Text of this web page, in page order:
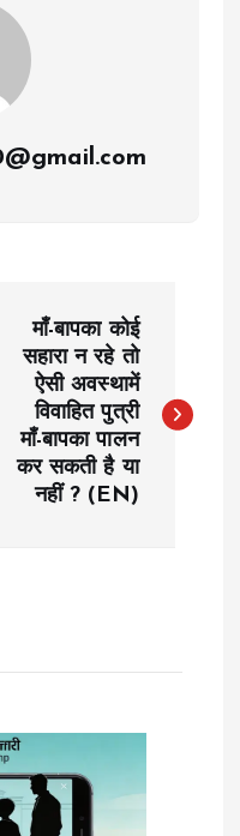
माँ-बापका कोई
सहारा न रहे तो
ऐसी अवस्थामें
विवाहित पुत्री
माँ-बापका पालन
कर सकती है या
नहीं ? (EN)